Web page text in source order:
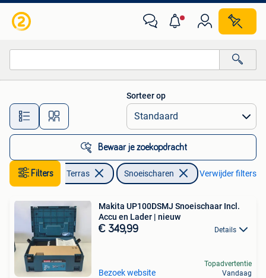
Alle afstanden…
Sorteer op
Bewaar je zoekopdracht
Filters
Tuin en Terras Snoeischaren Verwijder filters
Makita UP100DSMJ Snoeischaar Incl.
Accu en Lader | nieuw
€ 349,99 Details
Bezoek website
Topadvertentie
Vandaag